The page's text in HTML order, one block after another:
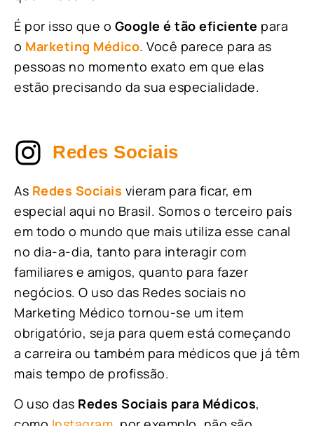
É por isso que o Google é tão eficiente para
o Marketing Médico. Você parece para as
pessoas no momento exato em que elas
estão precisando da sua especialidade.
Redes Sociais
As Redes Sociais vieram para ficar, em
especial aqui no Brasil. Somos o terceiro país
em todo o mundo que mais utiliza esse canal
no dia-a-dia, tanto para interagir com
familiares e amigos, quanto para fazer
negócios. O uso das Redes sociais no
Marketing Médico tornou-se um item
obrigatório, seja para quem está começando
a carreira ou também para médicos que já têm
mais tempo de profissão.
O uso das Redes Sociais para Médicos,